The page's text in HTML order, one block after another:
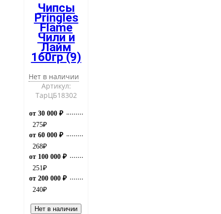
Чипсы
Pringles
Flame
Чили и
Лайм
160гр (9)
Нет в наличии
Артикул:
ТарЦБ18302
от 30 000 ₽
275₽
от 60 000 ₽
268₽
от 100 000 ₽
251₽
от 200 000 ₽
240₽
Нет в наличии